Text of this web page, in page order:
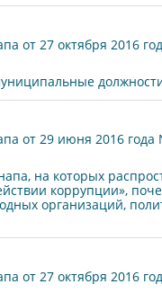
от 27 октября 2016
от 29 июня 2016
на которых
коррупции»,
организаций,
от 27 октября 2016